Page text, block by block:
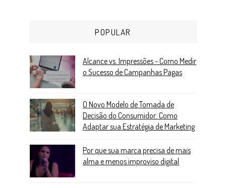
POPULAR
Alcance vs. Impressões - Como Medir
o Sucesso de Campanhas Pagas
O Novo Modelo de Tomada de
Decisão do Consumidor: Como
Adaptar sua Estratégia de Marketing
Por que sua marca precisa de mais
alma e menos improviso digital